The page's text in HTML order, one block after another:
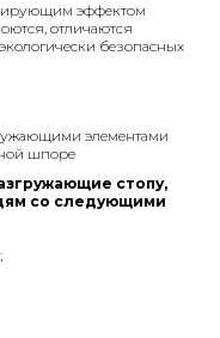
эффектом
отличаются
безопасных
элементами
шпоре
стопу,
со следующими